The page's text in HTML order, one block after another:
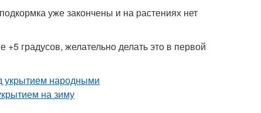
уже закончены и на растениях нет
градусов, желательно делать это в первой